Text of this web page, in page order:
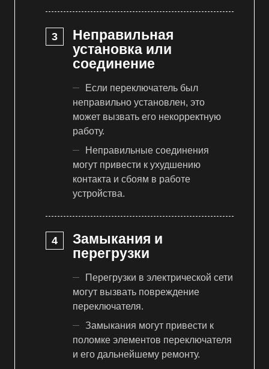
Неправильная
установка или
соединение
Если переключатель был
неправильно установлен, это
может вызвать его некорректную
работу.
Неправильные соединения
могут привести к ухудшению
контакта и сбоям в работе
устройства.
Замыкания и
перегрузки
Перегрузки в электрической сети
могут вызвать повреждение
переключателя.
Замыкания могут привести к
поломке элементов переключателя
и его дальнейшему ремонту.